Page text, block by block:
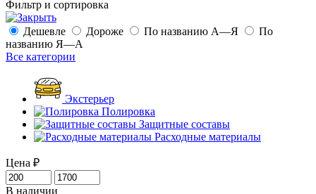
Фильтр и сортировка
Дешевле Дороже По названию А—Я
По
названию Я—А
Все категории
Экстерьер
Полировка
Защитные составы
Расходные материалы
Цена ₽
В наличии